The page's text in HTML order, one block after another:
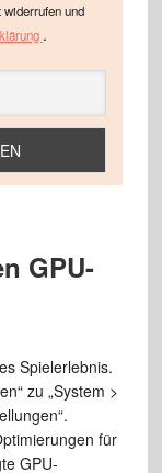
und
.
GPU-
Spielerlebnis.
zu „System >
für
GPU-